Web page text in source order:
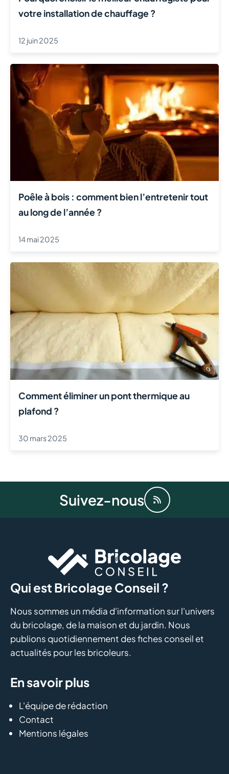
votre installation de chauffage ?
12 juin 2025
Poêle à bois : comment bien l’entretenir tout
au long de l’année ?
14 mai 2025
Comment éliminer un pont thermique au
plafond ?
30 mars 2025
Suivez-nous
Qui est Bricolage Conseil ?
Nous sommes un média d'information sur l'univers
du bricolage, de la maison et du jardin. Nous
publions quotidiennement des fiches conseil et
actualités pour les bricoleurs.
En savoir plus
L'équipe de rédaction
Contact
Mentions légales